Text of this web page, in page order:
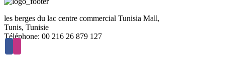
les berges du lac centre commercial Tunisia Mall,
Tunis, Tunisie
Téléphone: 00 216 26 879 127